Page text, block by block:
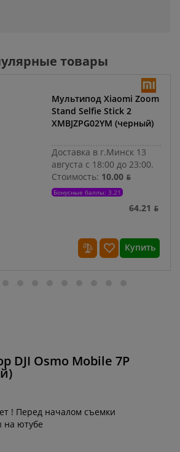
товары
Мультипод Xiaomi Zoom
Stand Selfie Stick 2
XMBJZPG02YM (черный)
Доставка в г.Минск 13
августа с 18:00 до 23:00.
Стоимость: 10.00 ƃ
Бонусные баллы: 3.21
64.21 ƃ
Купить
DJI Osmo Mobile 7P
! Перед началом съемки
на ютубе